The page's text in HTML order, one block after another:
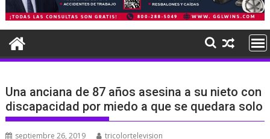
Una anciana de 87 años asesina a su nieto con
discapacidad por miedo a que se quedara solo
septiembre 26, 2019 tricolortelevision